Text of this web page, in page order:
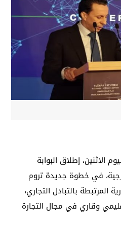
الاثنين، إطلاق البوابة
في خطوة جديدة تروم
المرتبطة بالتبادل التجاري،
وقاري في مجال التجارة